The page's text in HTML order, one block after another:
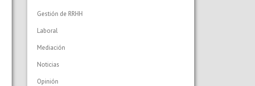
Gestión de RRHH
Laboral
Mediación
Noticias
Opinión